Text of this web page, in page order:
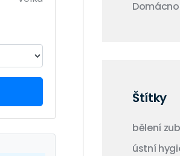
Štítky
bělení
ústní